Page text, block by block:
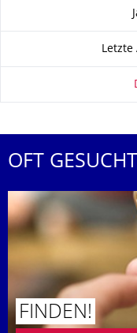
Letzte
OFT GESUCHT
FINDEN!